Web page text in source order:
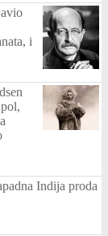
i
Indija proda